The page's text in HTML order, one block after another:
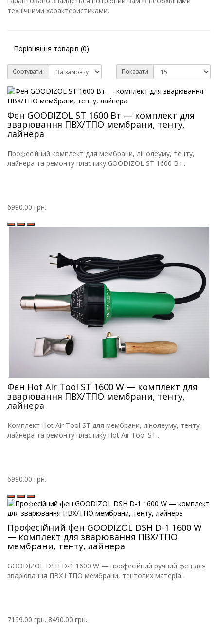
технічними характеристиками.
Порівняння товарів (0)
Сортувати: Показати
Фен GOODIZOL ST 1600 Вт — комплект для
зварювання ПВХ/ТПО мембрани, тенту,
лайнера
Професійний комплект для мембрани, лінолеуму, тенту,
лайнера та ремонту пластику.GOODIZOL ST 1600 Вт..
6990.00 грн.
Фен Hot Air Tool ST 1600 W — комплект для
зварювання ПВХ/ТПО мембрани, тенту,
лайнера
Комплект Hot Air Tool ST для мембрани, лінолеуму, тенту,
лайнера та ремонту пластику.Hot Air Tool ST..
6990.00 грн.
Професійний фен GOODIZOL DSH D-1 1600 W
— комплект для зварювання ПВХ/ТПО
мембрани, тенту, лайнера
GOODIZOL DSH D-1 1600 W — професійний ручний фен для
зварювання ПВХ і ТПО мембрани, тентових матеріа..
7199.00 грн. 8490.00 грн.